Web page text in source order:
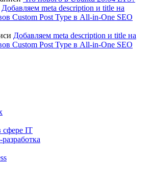
Добавляем meta description и title на
Custom Post Type в All-in-One SEO
Добавляем meta description и title на
Custom Post Type в All-in-One SEO
сфере IT